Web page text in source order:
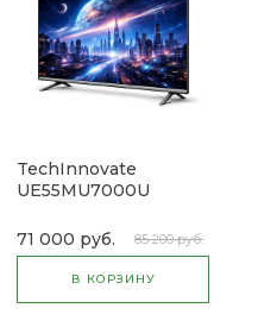
TechInnovate
UE55MU7000U
71 000 руб.
85 200 руб.
В КОРЗИНУ